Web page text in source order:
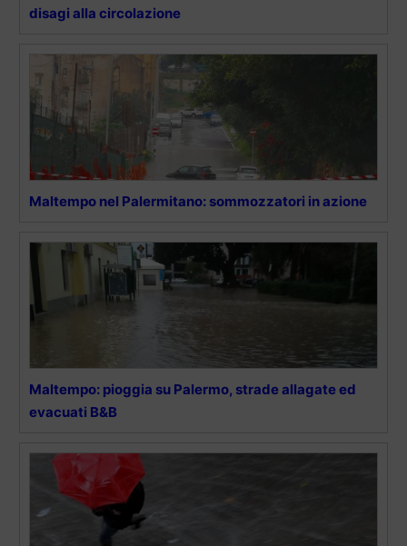
disagi alla circolazione
Maltempo nel Palermitano: sommozzatori in azione
Maltempo: pioggia su Palermo, strade allagate ed
evacuati B&B